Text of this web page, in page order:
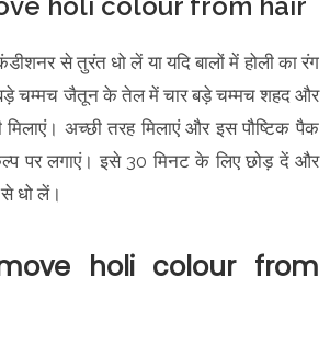
से तुरंत धो लें या यदि बालों में होली का रंग
बड़े चम्मच जैतून के तेल में चार बड़े चम्मच शहद और
अच्छी तरह मिलाएं और इस पौष्टिक पैक
पर लगाएं। इसे 30 मिनट के लिए छोड़ दें और
से धो लें।
holi colour from